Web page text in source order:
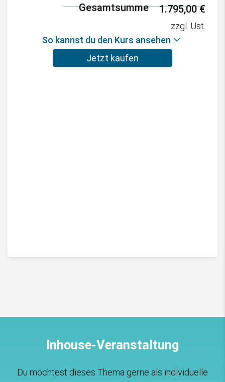
Gesamtsumme 1.795,00€
zzgl. Ust.
So kannst du den Kurs ansehen
Jetzt kaufen
Inhouse-Veranstaltung
Du möchtest dieses Thema gerne als individuelle